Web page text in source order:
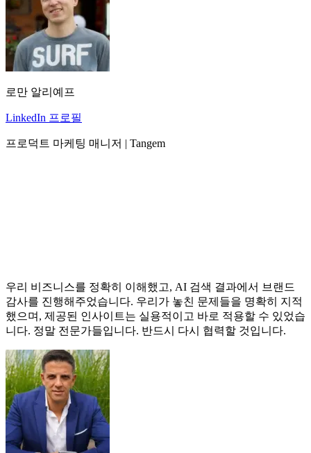
로만 알리예프
LinkedIn 프로필
프로덕트 마케팅 매니저 | Tangem
우리 비즈니스를 정확히 이해했고, AI 검색 결과에서 브랜드
감사를 진행해주었습니다. 우리가 놓친 문제들을 명확히 지적
했으며, 제공된 인사이트는 실용적이고 바로 적용할 수 있었습
니다. 정말 전문가들입니다. 반드시 다시 협력할 것입니다.